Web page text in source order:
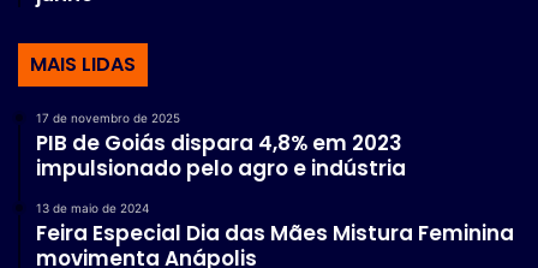
MAIS LIDAS
17 de novembro de 2025
PIB de Goiás dispara 4,8% em 2023
impulsionado pelo agro e indústria
13 de maio de 2024
Feira Especial Dia das Mães Mistura Feminina
movimenta Anápolis